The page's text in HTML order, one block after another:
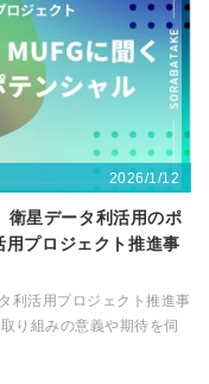
2026/1/12
衛星データ利活用のポ
プロジェクト推進事
利活用プロジェクト推進事
り組みの意義や期待を伺